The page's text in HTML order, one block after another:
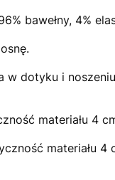
bawełny, 4%
w dotyku i
materiału 4
materiału 4